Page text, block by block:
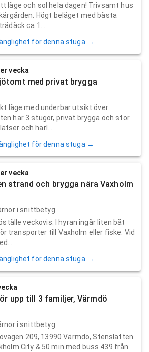
läge och sol hela dagen! Trivsamt hus
Högt beläget med bästa
ca 1...
för denna stuga →
vecka
med privat brygga
läge med underbar utsikt över
har 3 stugor, privat brygga och stor
och härl...
för denna stuga →
vecka
strand och brygga nära Vaxholm
i snittbetyg
veckovis. I hyran ingår liten båt
transporter till Vaxholm eller fiske. Vid
för denna stuga →
upp till 3 familjer, Värmdö
i snittbetyg
209, 13990 Värmdö, Stenslätten
City & 50 min med buss 439 från